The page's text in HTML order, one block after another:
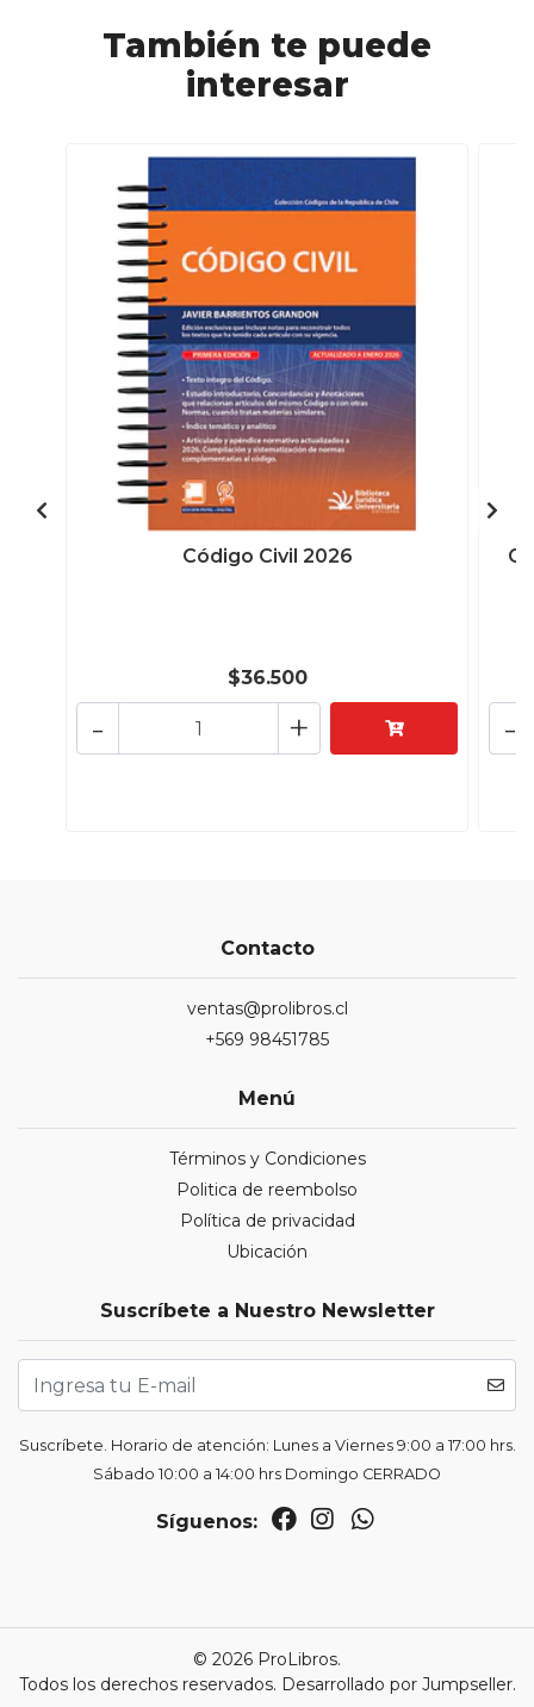
También te puede
interesar
Código Civil 2026
$36.500
+
- -
Contacto
ventas@prolibros.cl
+569 98451785
Menú
Términos y Condiciones
Politica de reembolso
Política de privacidad
Ubicación
Suscríbete a Nuestro Newsletter
Suscríbete. Horario de atención: Lunes a Viernes 9:00 a 17:00 hrs.
Sábado 10:00 a 14:00 hrs Domingo CERRADO
Síguenos:
© 2026 ProLibros.
Todos los derechos reservados. Desarrollado por Jumpseller.